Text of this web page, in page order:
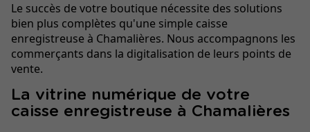
Le succès de votre boutique nécessite des solutions
bien plus complètes qu'une simple caisse
enregistreuse à Chamalières. Nous accompagnons les
commerçants dans la digitalisation de leurs points de
vente.
La vitrine numérique de votre
caisse enregistreuse à Chamalières